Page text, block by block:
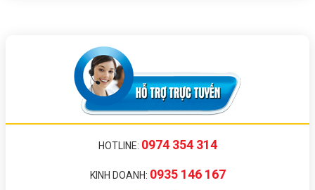
HOTLINE: 0974 354 314
KINH DOANH: 0935 146 167